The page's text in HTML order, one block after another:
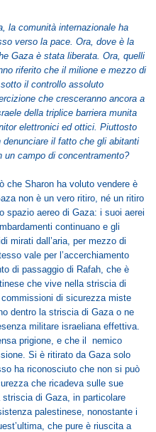
la comunità internazionale ha
verso la pace. Ora, dove è la
Gaza è stata liberata. Ora, quelli
riferito che il milione e mezzo di
il controllo assoluto
che cresceranno ancora a
della triplice barriera munita
elettronici ed ottici. Piuttosto
il fatto che gli abitanti
un campo di concentramento?
che Sharon ha voluto vendere è
non è un vero ritiro, né un ritiro
spazio aereo di Gaza: i suoi aerei
continuano e gli
mirati dall’aria, per mezzo di
vale per l’accerchiamento
di passaggio di Rafah, che è
che vive nella striscia di
di sicurezza miste
dentro la striscia di Gaza o ne
militare israeliana effettiva.
prigione, e che il nemico
Si è ritirato da Gaza solo
ha riconosciuto che non si può
che ricadeva sulle sue
striscia di Gaza, in particolare
palestinese, nonostante i
che pure è riuscita a